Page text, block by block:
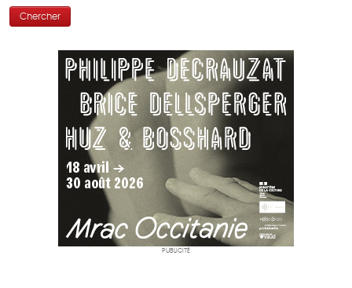
Chercher
PUBLICITÉ